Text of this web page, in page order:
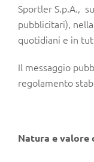
Sportler S.p.A.,
pubblicitari),
quotidiani e in
Il messaggio
regolamento
Natura e valore